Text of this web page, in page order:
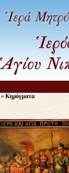
» Κηρύγματα